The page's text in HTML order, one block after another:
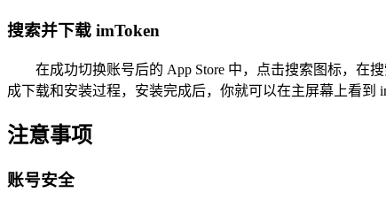
搜索并下载 imToken
在成功切换账号后的 App Store 中，点击搜索图标，在
成下载和安装过程，安装完成后，你就可以在主屏幕上看到
注意事项
账号安全